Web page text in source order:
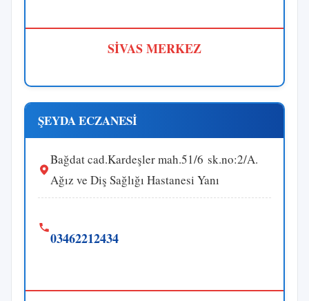
SİVAS MERKEZ
ŞEYDA ECZANESİ
Bağdat cad.Kardeşler mah.51/6 sk.no:2/A.
Ağız ve Diş Sağlığı Hastanesi Yanı
03462212434